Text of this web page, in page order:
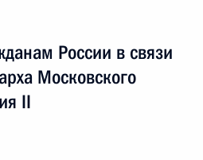
России в связи
Московского
II